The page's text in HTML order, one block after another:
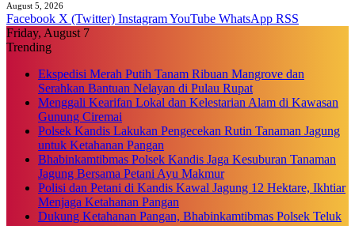
August 5, 2026
Facebook X (Twitter) InstagramYouTube WhatsApp RSS
Friday, August 7
Trending
Ekspedisi Merah Putih Tanam Ribuan Mangrove dan
Serahkan Bantuan Nelayan di Pulau Rupat
Menggali Kearifan Lokal dan Kelestarian Alam di Kawasan
Gunung Ciremai
Polsek Kandis Lakukan Pengecekan Rutin Tanaman Jagung
untuk Ketahanan Pangan
Bhabinkamtibmas Polsek Kandis Jaga Kesuburan Tanaman
Jagung Bersama Petani Ayu Makmur
Polisi dan Petani di Kandis Kawal Jagung 12 Hektare, Ikhtiar
Menjaga Ketahanan Pangan
Dukung Ketahanan Pangan, Bhabinkamtibmas Polsek Teluk